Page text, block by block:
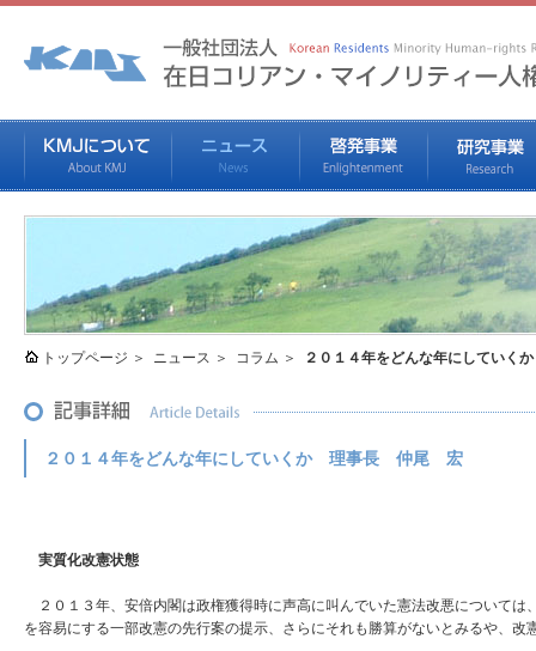
トップページ ニュース コラム ２０１４年をどんな年にしてい
２０１４年をどんな年にしていくか 理事長 仲尾 宏
実質化改憲状態
２０１３年、安倍内閣は政権獲得時に声高に叫んでいた憲法改悪について
を容易にする一部改憲の先行案の提示、さらにそれも勝算がないとみるや、